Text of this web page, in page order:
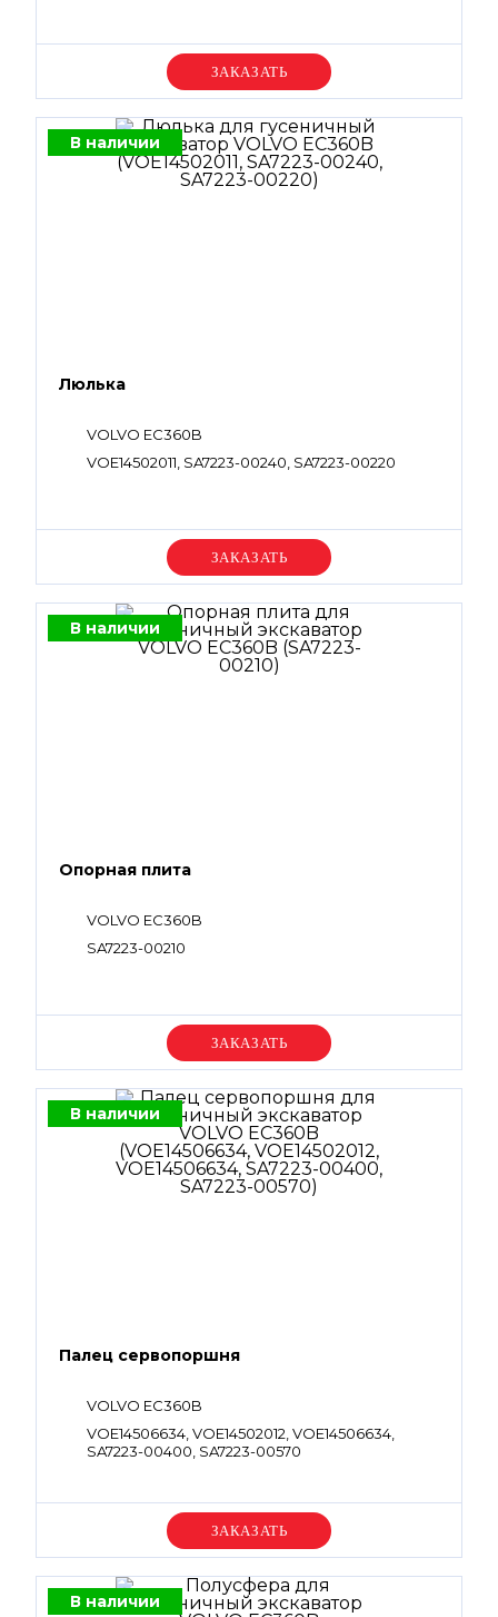
Уточняйте цену
В наличии
Люлька
VOLVO EC360B
VOE14502011, SA7223-00240, SA7223-00220
Уточняйте цену
В наличии
Опорная плита
VOLVO EC360B
SA7223-00210
Уточняйте цену
В наличии
Палец сервопоршня
VOLVO EC360B
VOE14506634, VOE14502012, VOE14506634,
SA7223-00400, SA7223-00570
Уточняйте цену
В наличии